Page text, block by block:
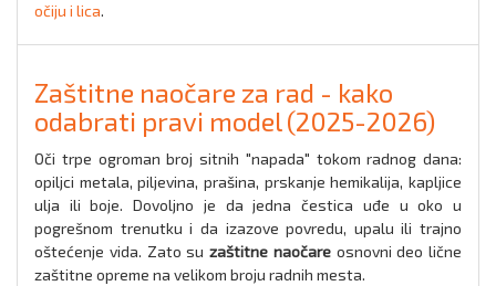
očiju i lica.
Zaštitne naočare za rad - kako
odabrati pravi model (2025-2026)
Oči trpe ogroman broj sitnih "napada" tokom radnog dana:
opiljci metala, piljevina, prašina, prskanje hemikalija, kapljice
ulja ili boje. Dovoljno je da jedna čestica uđe u oko u
pogrešnom trenutku i da izazove povredu, upalu ili trajno
oštećenje vida. Zato su zaštitne naočareosnovni deo lične
zaštitne opreme na velikom broju radnih mesta.